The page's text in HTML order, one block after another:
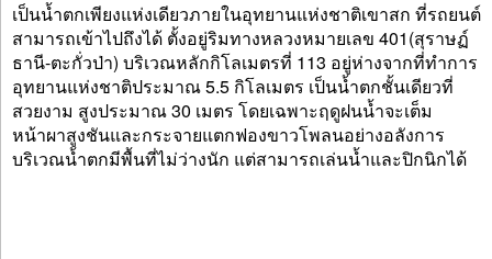
เป็นน้ำตกเพียงแห่งเดียวภายในอุทยานแห่งชาติเขาสก ที่รถยนต์
สามารถเข้าไปถึงได้ ตั้งอยู่ริมทางหลวงหมายเลข 401(สุราษฏ์
ธานี-ตะกั่วป่า) บริเวณหลักกิโลเมตรที่ 113 อยู่ห่างจากที่ทำการ
อุทยานแห่งชาติประมาณ 5.5 กิโลเมตร เป็นน้ำตกชั้นเดียวที่
สวยงาม สูงประมาณ 30 เมตร โดยเฉพาะฤดูฝนน้ำจะเต็ม
หน้าผาสูงชันและกระจายแตกฟองขาวโพลนอย่างอลังการ
บริเวณน้ำตกมีพื้นที่ไม่ว่างนัก แต่สามารถเล่นน้ำและปิกนิกได้